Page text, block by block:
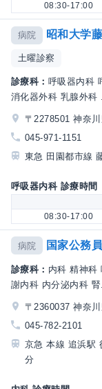
08:30-17:00
病院 昭和大学
土曜診察
診療科： 呼吸器内科
消化器外科 乳腺外科
〒2278501 神奈
045-971-1151
東急 田園都市線
呼吸器内科 診療時間
08:30-17:00
病院 国家公務
診療科： 内科 精神科
謝内科 内分泌内科 腎
〒2360037 神奈
045-782-2101
京急 本線 追浜駅
分